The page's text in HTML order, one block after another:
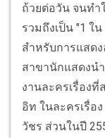
ถ้วยต่อวัน จนทำ
รวมถึงเป็น "1 ใ
สำหรับการแสดง
สาขานักแสดงน
งานละครเรื่อง
อิท ในละครเรื่อ
วัชร ส่วนในปี